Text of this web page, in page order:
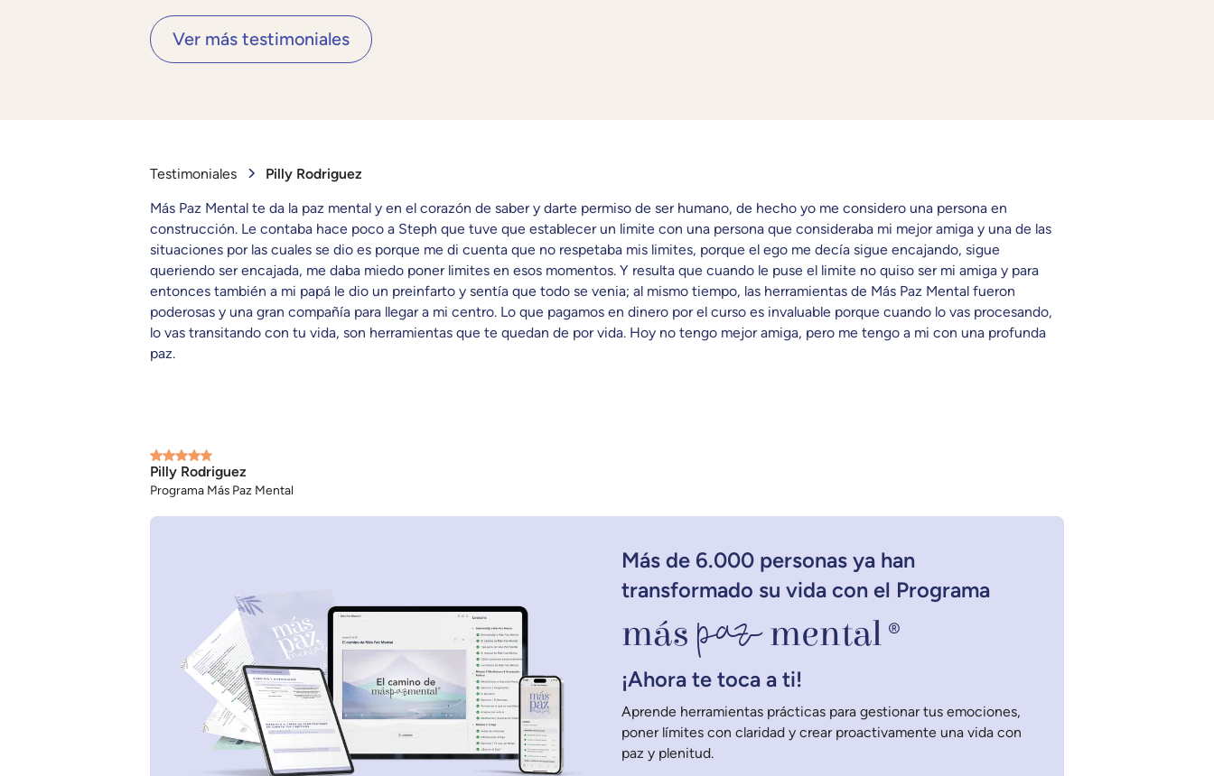
Ver más testimoniales
Testimoniales Pilly Rodriguez
Más Paz Mental te da la paz mental y en el corazón de saber y darte permiso de ser humano, de hecho yo me considero una persona en
construcción. Le contaba hace poco a Steph que tuve que establecer un limite con una persona que consideraba mi mejor amiga y una de las
situaciones por las cuales se dio es porque me di cuenta que no respetaba mis limites, porque el ego me decía sigue encajando, sigue
queriendo ser encajada, me daba miedo poner limites en esos momentos. Y resulta que cuando le puse el limite no quiso ser mi amiga y para
entonces también a mi papá le dio un preinfarto y sentía que todo se venia; al mismo tiempo, las herramientas de Más Paz Mental fueron
poderosas y una gran compañía para llegar a mi centro. Lo que pagamos en dinero por el curso es invaluable porque cuando lo vas procesando,
lo vas transitando con tu vida, son herramientas que te quedan de por vida. Hoy no tengo mejor amiga, pero me tengo a mi con una profunda
paz.
Pilly Rodriguez
Programa Más Paz Mental
Más de 6.000 personas ya han
transformado su vida con el Programa
más pazmental ®
¡Ahora te toca a ti!
Aprende herramientas prácticas para gestionar tus emociones,
poner límites con claridad y crear proactivamente una vida con
paz y plenitud.